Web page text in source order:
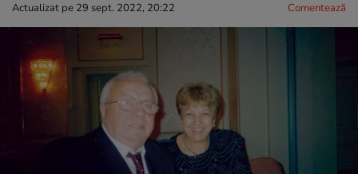
Actualizat pe 29 sept. 2022, 20:22 Comentează